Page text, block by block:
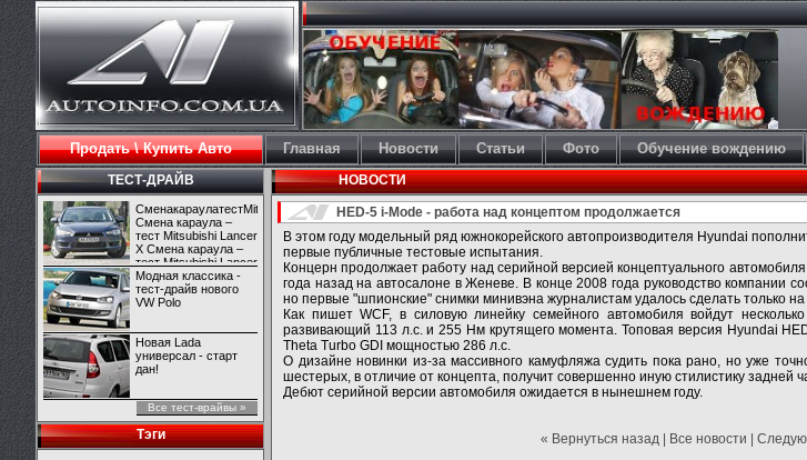
Продать \ Купить Авто Главная Новости Статьи Фото Обучение вождению
ТЕСТ-ДРАЙВ
СменакараулатестMitsubishiLancerX
Смена караула –
тест Mitsubishi Lancer
X Смена караула –
тест Mitsubishi Lancer
X
Модная классика -
тест-драйв нового
VW Polo
Новая Lada
универсал - старт
дан!
Все тест-врайвы »
Тэги
НОВОСТИ
HED-5 i-Mode - работа над концептом продолжается
В этом году модельный ряд южнокорейского автопроизводителя Hyundai
первые публичные тестовые испытания.
Концерн продолжает работу над серийной версией концептуального
года назад на автосалоне в Женеве. В конце 2008 года руководство компании
но первые "шпионские" снимки минивэна журналистам удалось сделать только
Как пишет WCF, в силовую линейку семейного автомобиля войдут
развивающий 113 л.с. и 255 Нм крутящего момента. Топовая версия Hyundai
Theta Turbo GDI мощностью 286 л.с.
О дизайне новинки из-за массивного камуфляжа судить пока рано, но уже
шестерых, в отличие от концепта, получит совершенно иную стилистику задней
Дебют серийной версии автомобиля ожидается в нынешнем году.
« Вернуться назад| Все новости